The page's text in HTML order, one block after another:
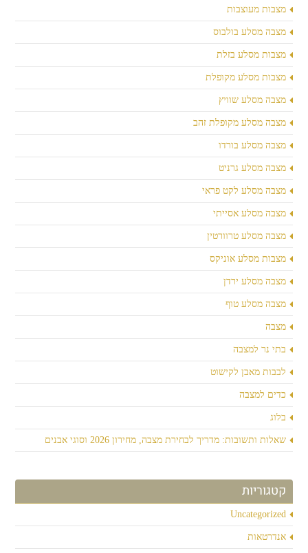
מצבות מעוצבות
מצבה מסלע בולבוס
מצבות מסלע בזלת
מצבות מסלע מקופלת
מצבה מסלע שוויץ
מצבה מסלע מקופלת זהב
מצבה מסלע בורדו
מצבה מסלע גרניט
מצבה מסלע לקט פראי
מצבה מסלע אסייתי
מצבה מסלע טרוורטין
מצבות מסלע אוניקס
מצבה מסלע ירדן
מצבה מסלע טוף
מצבה
בתי נר למצבה
לבבות מאבן לקישוט
כדים למצבה
בלוג
שאלות ותשובות: מדריך לבחירת מצבה, מחירון 2026 וסוגי אבנים
קטגוריות
Uncategorized
אנדרטאות